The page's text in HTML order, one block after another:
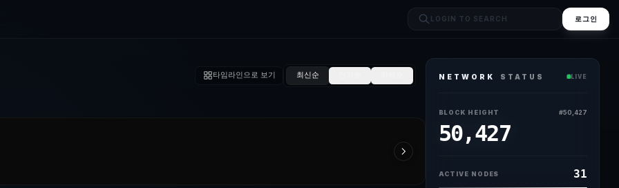
로그인
타임라인으로 보기 최신순 NETWORK STATUS LIVE
BLOCK HEIGHT #50,427
50,427
ACTIVE NODES 31